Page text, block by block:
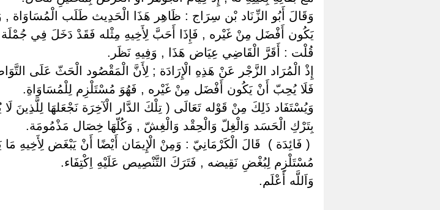
وَقَالَ أَبُو الزِّنَاد بْن سِرَاج : ظَاهِر هَذَا الْحَدِيث طَلَب الْمُسَاوَاة
يَكُون أَفْضَل مِنْ غَيْره , فَإِذَا أَحَبَّ لِأَخِيهِ مِثْله فَقَدْ دَخَلَ فِي جُمْلَة
قُلْت : أَقَرَّ الْقَاضِي عِيَاض هَذَا , وَفِيهِ نَظَر.
إِذْ الْمُرَاد الزَّجْر عَنْ هَذِهِ الْإِرَادَة ; لِأَنَّ الْمَقْصُود الْحَثّ عَلَى
فَلَا يُحِبّ أَنْ يَكُون أَفْضَل مِنْ غَيْره , فَهُوَ مُسْتَلْزِم لِلْمُسَاوَاةِ.
وَيُسْتَفَاد ذَلِكَ مِنْ قَوْله تَعَالَى ( تِلْكَ الدَّار الْآخِرَة نَجْعَلهَا لِلَّذِينَ
بِتَرْكِ الْحَسَد وَالْغِلّ وَالْحِقْد وَالْغِشّ , وَكُلّهَا خِصَال مَذْمُومَة.
‏( فَائِدَة ) ‏ ‏قَالَ الْكَرْمَانِيّ : وَمِنْ الْإِيمَان أَيْضًا أَنْ يَبْغَض
مُسْتَلْزِم لِبُغْضِ نَقِيضه , فَتَرَكَ التَّنْصِيص عَلَيْهِ اِكْتِفَاء.
وَاَللَّه أَعْلَم.